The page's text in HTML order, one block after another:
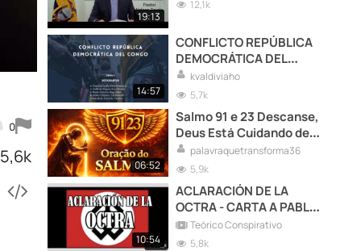
0
5,6k
19:13
12,1k
14:57
CONFLICTO REPÚBLICA
DEMOCRÁTICA DEL
CONGO
kvaldiviaho
5,7k
06:52
Salmo 91 e 23 Descanse,
Deus Está Cuidando de
Vocêpalavraquetransforma36
5,9k
10:54
ACLARACIÓN DE LA
OCTRA - CARTA A PABLO
SANTA CRUZ DE LA VEGA
Teórico Conspirativo
5,8k